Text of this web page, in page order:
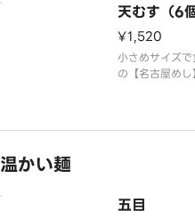
天むす（6個
¥1,520
小さめサイズ
の【名古屋めし】
温かい麺
五目